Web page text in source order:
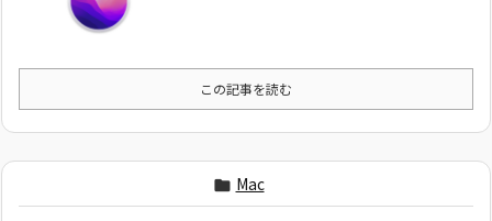
この記事を読む
 Mac